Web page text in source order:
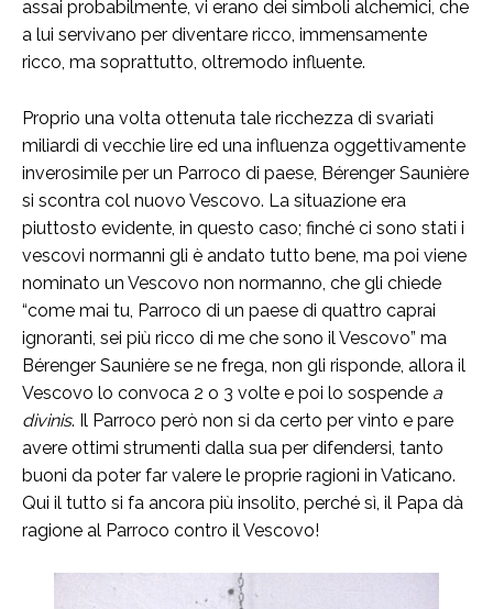
assai probabilmente, vi erano dei simboli alchemici, che
a lui servivano per diventare ricco, immensamente
ricco, ma soprattutto, oltremodo influente.
Proprio una volta ottenuta tale ricchezza di svariati
miliardi di vecchie lire ed una influenza oggettivamente
inverosimile per un Parroco di paese, Bérenger Saunière
si scontra col nuovo Vescovo. La situazione era
piuttosto evidente, in questo caso; finché ci sono stati i
vescovi normanni gli è andato tutto bene, ma poi viene
nominato un Vescovo non normanno, che gli chiede
“come mai tu, Parroco di un paese di quattro caprai
ignoranti, sei più ricco di me che sono il Vescovo” ma
Bérenger Saunière se ne frega, non gli risponde, allora il
Vescovo lo convoca 2 o 3 volte e poi lo sospende a
divinis. Il Parroco però non si da certo per vinto e pare
avere ottimi strumenti dalla sua per difendersi, tanto
buoni da poter far valere le proprie ragioni in Vaticano.
Qui il tutto si fa ancora più insolito, perché sì, il Papa dà
ragione al Parroco contro il Vescovo!